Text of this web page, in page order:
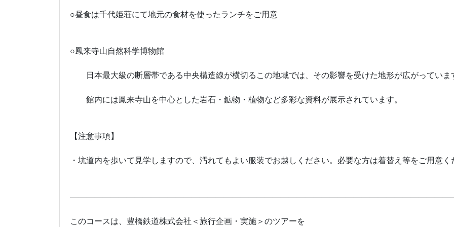
○昼食は千代姫荘にて地元の食材を使ったランチをご用意
○鳳来寺山自然科学博物館
日本最大級の断層帯である中央構造線が横切るこの地域では、その影響を受けた地形が広がっていま
館内には鳳来寺山を中心とした岩石・鉱物・植物など多彩な資料が展示されています。
【注意事項】
・坑道内を歩いて見学しますので、汚れてもよい服装でお越しください。必要な方は着替え等をご用意く
このコースは、豊橋鉄道株式会社＜旅行企画・実施＞のツアーを